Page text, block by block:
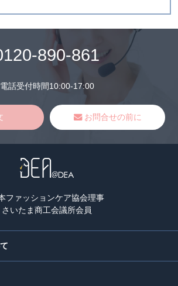
890-861
電話受付時間10:00-17:00
お問合せの前に
ファッションケア協会理事
さいたま商工会議所会員